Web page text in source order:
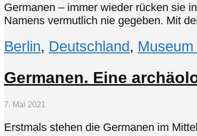
Germanen – immer wieder rücken sie
Namens vermutlich nie gegeben. Mit
Berlin, Deutschland,
Germanen. Eine
7. Mai 2021
Erstmals stehen die Germanen im